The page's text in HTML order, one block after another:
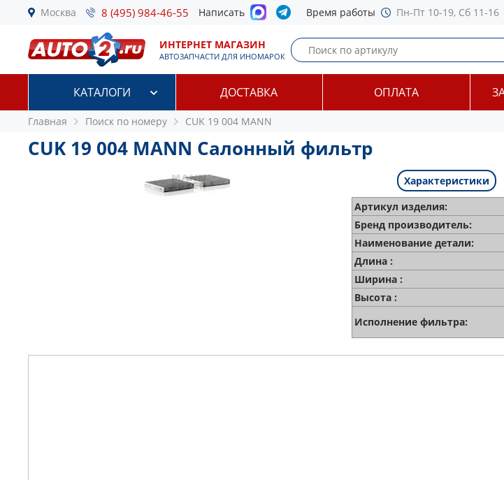
Москва 8 (495) 984-46-55 Написать Время работы Пн-Пт 10-19, Сб 11-16
ИНТЕРНЕТ МАГАЗИН
АВТОЗАПЧАСТИ ДЛЯ ИНОМАРОК
КАТАЛОГИ ДОСТАВКА ОПЛАТА
Главная Поиск по номеру CUK 19 004 MANN
CUK 19 004 MANN Салонный фильтр
Характеристики
Артикул изделия:
Бренд производитель:
Наименование детали:
Длина :
Ширина :
Высота :
Исполнение фильтра: